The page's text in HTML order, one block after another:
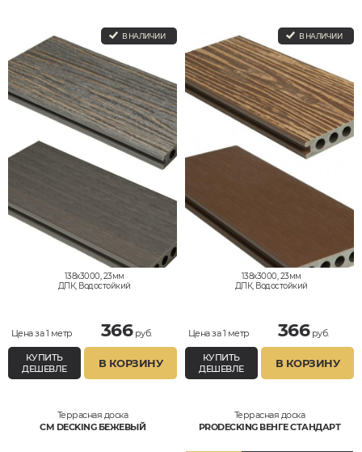
В НАЛИЧИИ
138x3000, 23мм
ДПК, Водостойкий
Цена за 1 метр 366руб.
КУПИТЬ
ДЕШЕВЛЕ
В КОРЗИНУ
В НАЛИЧИИ
138x3000, 23мм
ДПК, Водостойкий
Цена за 1 метр 366руб.
КУПИТЬ
ДЕШЕВЛЕ
В КОРЗИНУ
Террасная доска
CM DECKING БЕЖЕВЫЙ
Террасная доска
PRODECKING ВЕНГЕ СТАНДАРТ